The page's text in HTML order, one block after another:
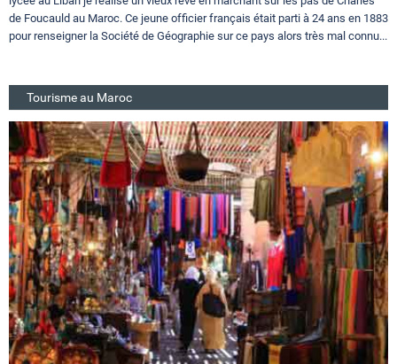
de Foucauld au Maroc. Ce jeune officier français était parti à 24 ans en 1883
pour renseigner la Société de Géographie sur ce pays alors très mal connu...
Tourisme au Maroc